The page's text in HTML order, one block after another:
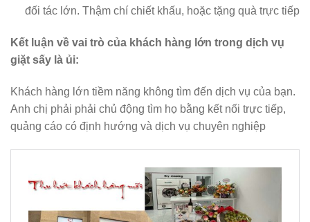
đối tác lớn. Thậm chí chiết khấu, hoặc tặng quà trực tiếp
Kết luận về vai trò của khách hàng lớn trong dịch vụ
giặt sấy là ủi:
Khách hàng lớn tiềm năng không tìm đến dịch vụ của bạn.
Anh chị phải phải chủ động tìm họ bằng kết nối trực tiếp,
quảng cáo có định hướng và dịch vụ chuyên nghiệp